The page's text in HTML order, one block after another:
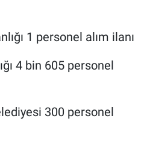
1 personel alım ilanı
4 bin 605 personel
300 personel